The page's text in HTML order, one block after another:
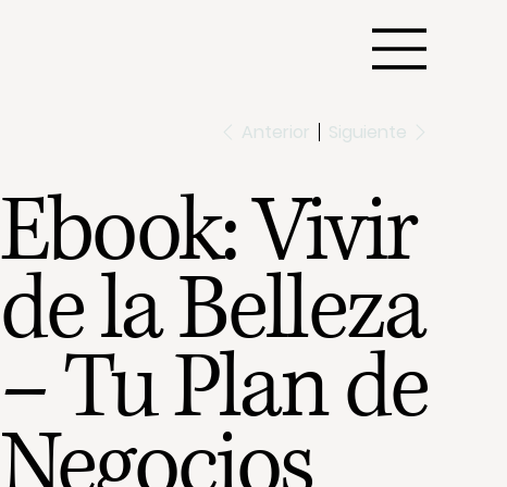
Anterior Siguiente
Ebook: Vivir
de la Belleza
– Tu Plan de